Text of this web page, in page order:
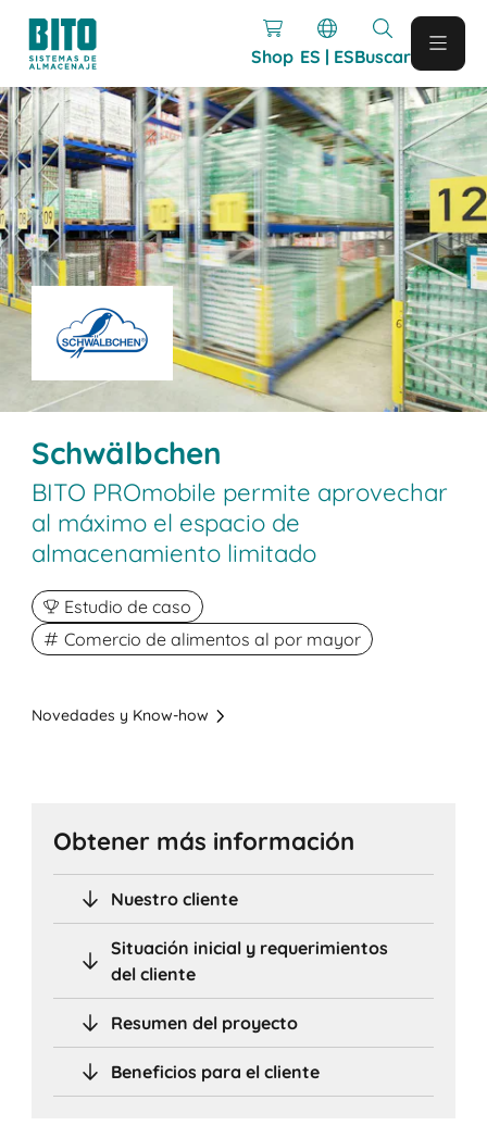
Shop ES | ESBuscar
Schwälbchen
BITO PROmobile permite aprovechar
al máximo el espacio de
almacenamiento limitado
Estudio de caso
Comercio de alimentos al por mayor
Novedades y Know-how
Obtener más información
Nuestro cliente
Situación inicial y requerimientos
del cliente
Resumen del proyecto
Beneficios para el cliente